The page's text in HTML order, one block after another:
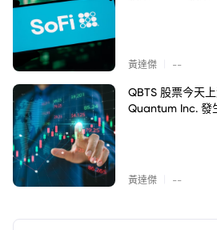
黃達傑 --
QBTS 股票今天
Quantum Inc. 發
黃達傑 --